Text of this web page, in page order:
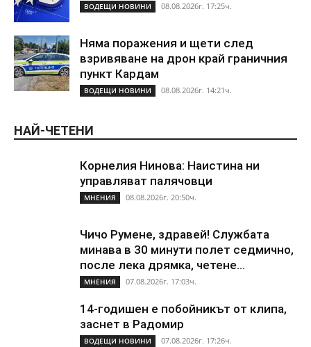
ВОДЕЩИ НОВИНИ 08.08.2026г. 17:25ч.
Няма поражения и щети след
взривяване на дрон край граничния
пункт Кардам
ВОДЕЩИ НОВИНИ 08.08.2026г. 14:21ч.
НАЙ-ЧЕТЕНИ
Корнелия Нинова: Наистина ни
управляват палячовци
МНЕНИЯ 08.08.2026г. 20:50ч.
Чичо Румене, здравей! Службата
минава в 30 минути полет седмично,
после лека дрямка, четене...
МНЕНИЯ 07.08.2026г. 17:03ч.
14-годишен е побойникът от клипа,
заснет в Радомир
ВОДЕЩИ НОВИНИ 07.08.2026г. 17:26ч.